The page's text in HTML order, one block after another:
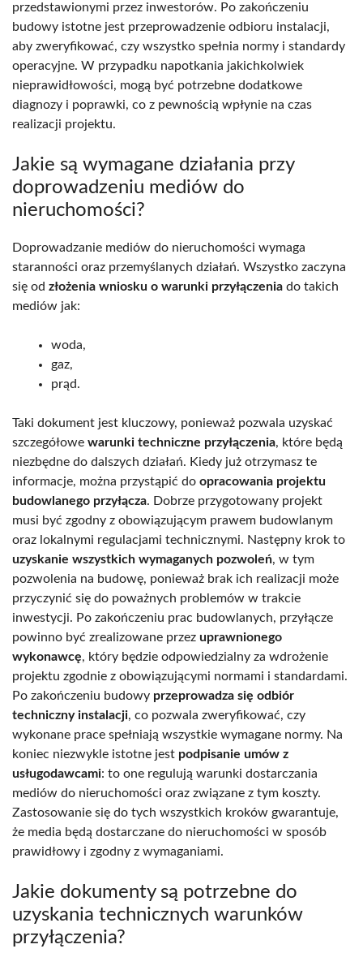
przedstawionymi przez inwestorów. Po zakończeniu
budowy istotne jest przeprowadzenie odbioru instalacji,
aby zweryfikować, czy wszystko spełnia normy i standardy
operacyjne. W przypadku napotkania jakichkolwiek
nieprawidłowości, mogą być potrzebne dodatkowe
diagnozy i poprawki, co z pewnością wpłynie na czas
realizacji projektu.
Jakie są wymagane działania przy
doprowadzeniu mediów do
nieruchomości?
Doprowadzanie mediów do nieruchomości wymaga
staranności oraz przemyślanych działań. Wszystko zaczyna
się od złożenia wniosku o warunki przyłączenia do takich
mediów jak:
woda,
gaz,
prąd.
Taki dokument jest kluczowy, ponieważ pozwala uzyskać
szczegółowe warunki techniczne przyłączenia, które będą
niezbędne do dalszych działań. Kiedy już otrzymasz te
informacje, można przystąpić do opracowania projektu
budowlanego przyłącza. Dobrze przygotowany projekt
musi być zgodny z obowiązującym prawem budowlanym
oraz lokalnymi regulacjami technicznymi. Następny krok to
uzyskanie wszystkich wymaganych pozwoleń, w tym
pozwolenia na budowę, ponieważ brak ich realizacji może
przyczynić się do poważnych problemów w trakcie
inwestycji. Po zakończeniu prac budowlanych, przyłącze
powinno być zrealizowane przez uprawnionego
wykonawcę, który będzie odpowiedzialny za wdrożenie
projektu zgodnie z obowiązującymi normami i standardami.
Po zakończeniu budowy przeprowadza się odbiór
techniczny instalacji, co pozwala zweryfikować, czy
wykonane prace spełniają wszystkie wymagane normy. Na
koniec niezwykle istotne jest podpisanie umów z
usługodawcami: to one regulują warunki dostarczania
mediów do nieruchomości oraz związane z tym koszty.
Zastosowanie się do tych wszystkich kroków gwarantuje,
że media będą dostarczane do nieruchomości w sposób
prawidłowy i zgodny z wymaganiami.
Jakie dokumenty są potrzebne do
uzyskania technicznych warunków
przyłączenia?